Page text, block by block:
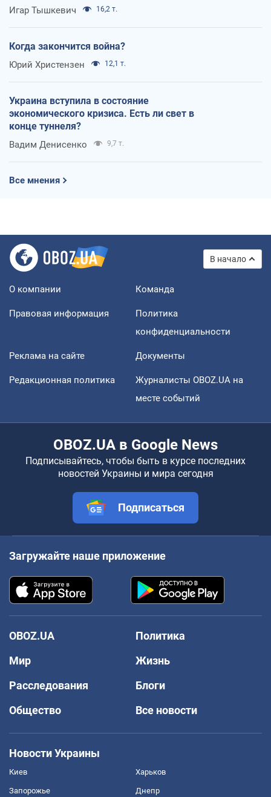
Игар Тышкевич 16,2 т.
Когда закончится война?
Юрий Христензен 12,1 т.
Украина вступила в состояние
экономического кризиса. Есть ли свет в
конце туннеля?
Вадим Денисенко 9,7 т.
Все мнения
В начало
О компании Команда
Правовая информация
Политика
конфиденциальности
Реклама на сайте Документы
Редакционная политика
Журналисты OBOZ.UA на
месте событий
OBOZ.UA в Google News
Подписывайтесь, чтобы быть в курсе последних
новостей Украины и мира сегодня
Подписаться
Загружайте наше приложение
OBOZ.UA
Политика
Мир
Жизнь
Расследования
Блоги
Общество
Все новости
Новости Украины
Киев Харьков
Запорожье Днепр